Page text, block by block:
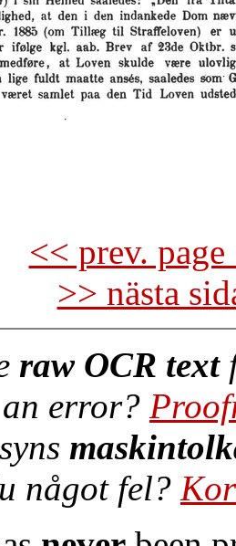
<< prev.
>> nästa
raw OCR text
error?
något fel?